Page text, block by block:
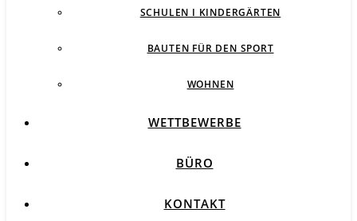
SCHULEN I KINDERGÄRTEN
BAUTEN FÜR DEN SPORT
WOHNEN
WETTBEWERBE
BÜRO
KONTAKT